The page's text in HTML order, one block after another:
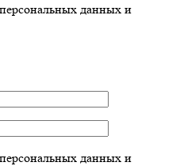
данных и
данных и